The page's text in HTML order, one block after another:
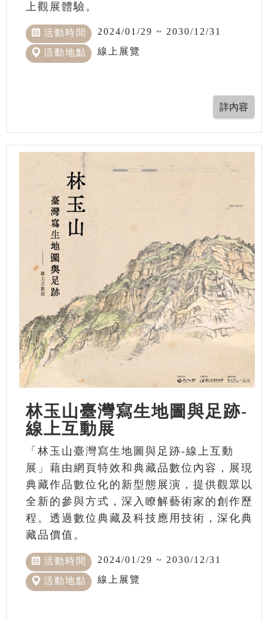
上觀展體驗。
活動時間 2024/01/29 ~ 2030/12/31
活動地點 線上展覽
林玉山臺灣寫生地圖與足跡-
線上互動展
「林玉山臺灣寫生地圖與足跡-線上互動
展」藉由網頁特效和典藏品數位內容，展現
典藏作品數位化的新型態展演，提供觀眾以
全新的參與方式，深入瞭解藝術家的創作歷
程。透過數位典藏及科技應用技術，深化典
藏品價值。
活動時間 2024/01/29 ~ 2030/12/31
活動地點 線上展覽